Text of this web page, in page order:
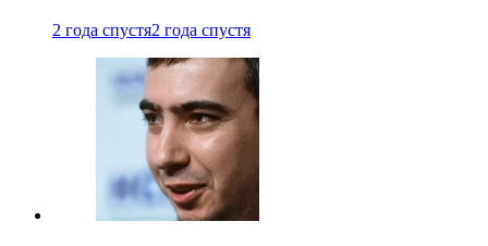
2 года спустя2 года спустя